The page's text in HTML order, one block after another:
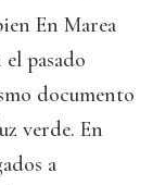
En Marea
pasado
documento
verde. En
a